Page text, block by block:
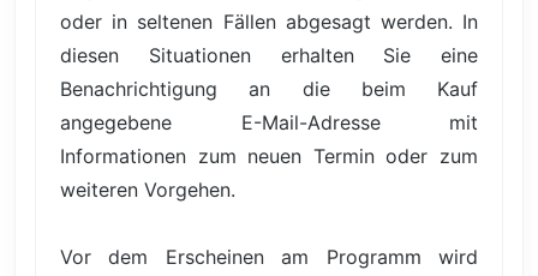
oder in seltenen Fällen abgesagt werden. In
diesen Situationen erhalten Sie eine
Benachrichtigung an die beim Kauf
angegebene E-Mail-Adresse mit
Informationen zum neuen Termin oder zum
weiteren Vorgehen.
Vor dem Erscheinen am Programm wird